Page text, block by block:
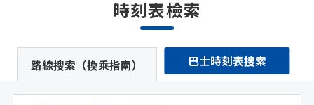
時刻表檢索
路線搜索（換乘指南） 巴士時刻表搜索